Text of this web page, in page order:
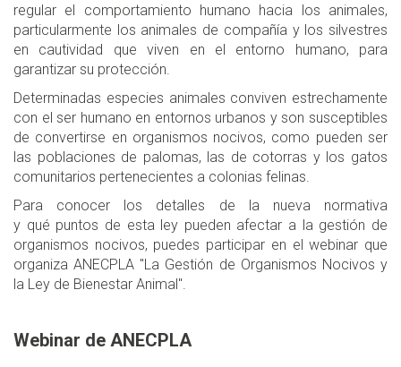
regular el comportamiento humano hacia los animales,
particularmente los animales de compañía y los silvestres
en cautividad que viven en el entorno humano, para
garantizar su protección.
Determinadas especies animales conviven estrechamente
con el ser humano en entornos urbanos y son susceptibles
de convertirse en organismos nocivos, como pueden ser
las poblaciones de palomas, las de cotorras y los gatos
comunitarios pertenecientes a colonias felinas.
Para conocer los detalles de la nueva normativa
y qué puntos de esta ley pueden afectar a la gestión de
organismos nocivos, puedes participar en el webinar que
organiza ANECPLA "La Gestión de Organismos Nocivos y
la Ley de Bienestar Animal".
Webinar de ANECPLA